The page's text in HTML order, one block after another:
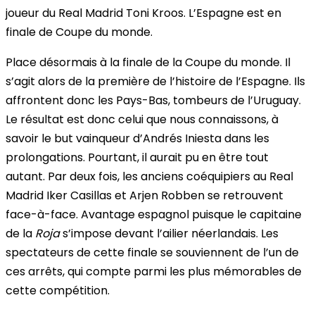
joueur du Real Madrid Toni Kroos. L’Espagne est en
finale de Coupe du monde.
Place désormais à la finale de la Coupe du monde. Il
s’agit alors de la première de l’histoire de l’Espagne. Ils
affrontent donc les Pays-Bas, tombeurs de l’Uruguay.
Le résultat est donc celui que nous connaissons, à
savoir le but vainqueur d’Andrés Iniesta dans les
prolongations. Pourtant, il aurait pu en être tout
autant. Par deux fois, les anciens coéquipiers au Real
Madrid Iker Casillas et Arjen Robben se retrouvent
face-à-face. Avantage espagnol puisque le capitaine
de la Rojas’impose devant l’ailier néerlandais. Les
spectateurs de cette finale se souviennent de l’un de
ces arrêts, qui compte parmi les plus mémorables de
cette compétition.